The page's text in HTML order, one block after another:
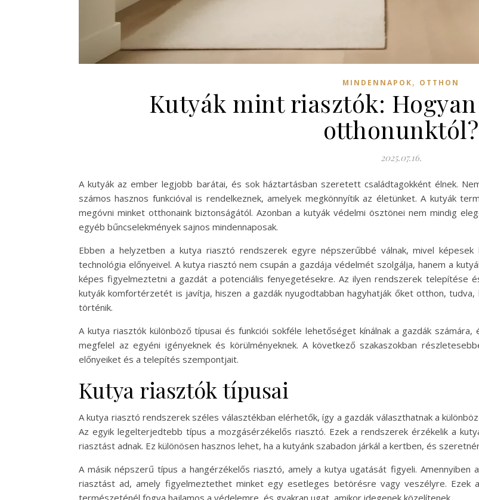
MINDENNAPOK, OTTHON
Kutyák mint riasztók:
otthonunktól?
2025.07.16.
A kutyák az ember legjobb barátai, és sok háztartásban szeretett családtagokként élnek.
számos hasznos funkcióval is rendelkeznek, amelyek megkönnyítik az életünket. A kutyák
megóvni minket otthonaink biztonságától. Azonban a kutyák védelmi ösztönei nem mindig
egyéb bűncselekmények sajnos mindennaposak.
Ebben a helyzetben a kutya riasztó rendszerek egyre népszerűbbé válnak, mivel
technológia előnyeivel. A kutya riasztó nem csupán a gazdája védelmét szolgálja, hanem a
képes figyelmeztetni a gazdát a potenciális fenyegetésekre. Az ilyen rendszerek telepítése
kutyák komfortérzetét is javítja, hiszen a gazdák nyugodtabban hagyhatják őket otthon,
történik.
A kutya riasztók különböző típusai és funkciói sokféle lehetőséget kínálnak a gazdák
megfelel az egyéni igényeknek és körülményeknek. A következő szakaszokban
előnyeiket és a telepítés szempontjait.
Kutya riasztók típusai
A kutya riasztó rendszerek széles választékban elérhetők, így a gazdák választhatnak a
Az egyik legelterjedtebb típus a mozgásérzékelős riasztó. Ezek a rendszerek érzékelik a
riasztást adnak. Ez különösen hasznos lehet, ha a kutyánk szabadon járkál a kertben, és
A másik népszerű típus a hangérzékelős riasztó, amely a kutya ugatását figyeli.
riasztást ad, amely figyelmeztethet minket egy esetleges betörésre vagy veszélyre. Ezek
természeténél fogva hajlamos a védelemre, és gyakran ugat, amikor idegenek közelítenek.